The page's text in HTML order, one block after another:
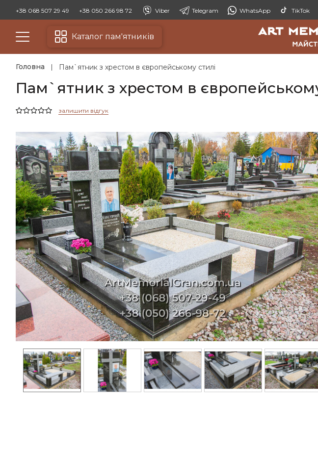
+38 068 507 29 49 +38 050 266 98 72 Viber Telegram WhatsApp TikTok
Каталог пам'ятників
Головна Пам`ятник з хрестом в європейському стилі
Пам`ятник з хрестом в
залишити відгук